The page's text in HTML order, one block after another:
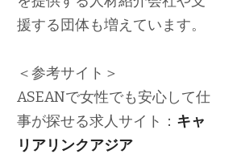
援する団体も増えています。
＜参考サイト＞
ASEANで女性でも安心して仕
事が探せる求人サイト： キャ
リアリンクアジア